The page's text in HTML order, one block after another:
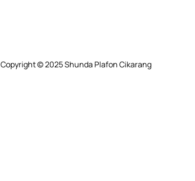
Copyright © 2025 Shunda Plafon Cikarang